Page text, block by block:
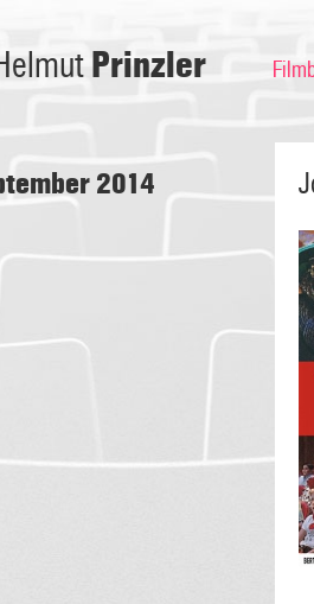
Prinzler
2014